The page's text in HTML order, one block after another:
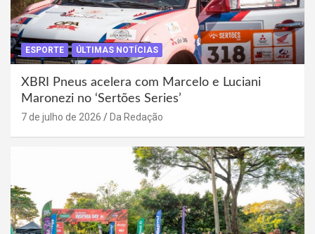
ESPORTE ÚLTIMAS NOTÍCIAS
XBRI Pneus acelera com Marcelo e Luciani
Maronezi no ‘Sertões Series’
7 de julho de 2026 Da Redação